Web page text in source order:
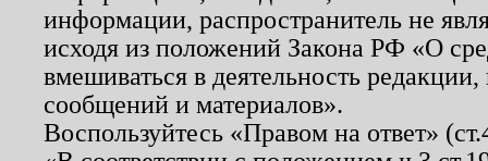
информации, распространитель не
исходя из положений Закона РФ «О
вмешиваться в деятельность
сообщений и материалов».
Воспользуйтесь «Правом на ответ»